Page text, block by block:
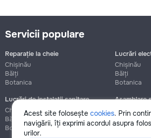
Acest site folosește cookies. Prin
navigării, îți exprimi acordul asupra
urilor.
Servicii populare
Reparație la cheie
Chișinău
Bălți
Botanica
Lucrări
Chișinău
Bălți
Botanica
Lucrări de instalații sanitare
Chișinău
Bălți
Botanica
Asamblare
Chișinău
Botanica